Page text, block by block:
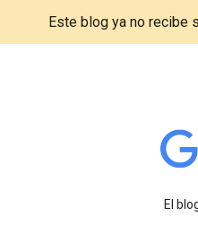
Este blog ya no recibe
El